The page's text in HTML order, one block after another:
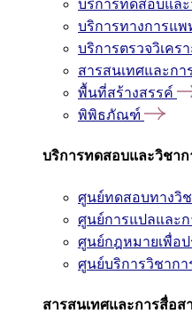
บริการทดสอบแล
บริการทางการแพ
บริการตรวจวิเค
สารสนเทศและกา
พื้นที่สร้างสรรค์
พิพิธภัณฑ์
บริการทดสอบและวิชาก
ศูนย์ทดสอบทางวิ
ศูนย์การแปลและก
ศูนย์กฎหมายเพื่อ
ศูนย์บริการวิชาก
สารสนเทศและการสื่อส